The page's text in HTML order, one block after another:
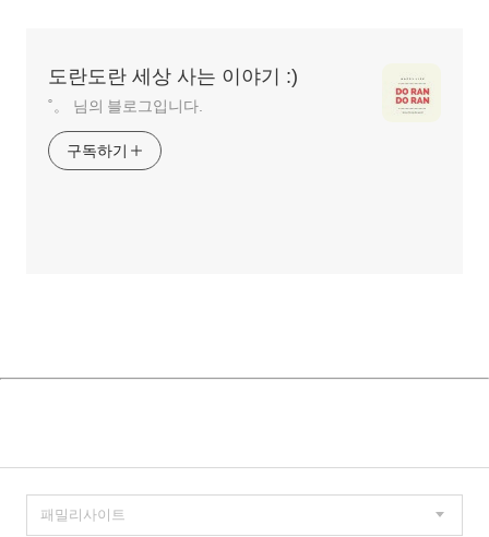
도란도란 세상 사는 이야기 :)
˚。 님의 블로그입니다.
구독하기